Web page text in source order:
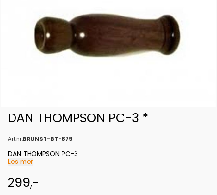
DAN THOMPSON PC-3 *
Art.nr:BRUNST-BT-879
DAN THOMPSON PC-3
Les mer
299,-